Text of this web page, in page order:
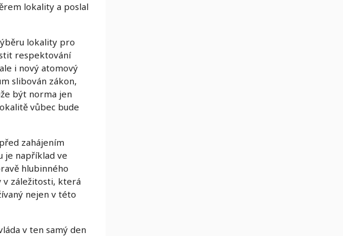
lokality a poslal
lokality pro
respektování
i nový atomový
slibován zákon,
být norma jen
vůbec bude
zahájením
je například ve
hlubinného
v záležitosti, která
nejen v této
v ten samý den